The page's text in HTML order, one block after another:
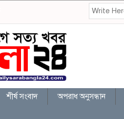
শীর্ষ সংবাদ অপরাধ অনুসন্ধান